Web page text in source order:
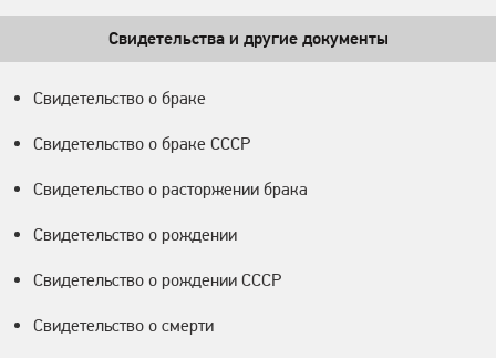
Свидетельства и другие документы
Свидетельство о браке
Свидетельство о браке СССР
Свидетельство о расторжении брака
Свидетельство о рождении
Свидетельство о рождении СССР
Свидетельство о смерти